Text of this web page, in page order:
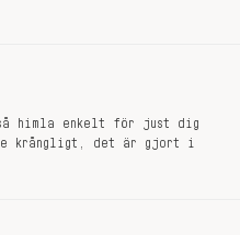
så himla enkelt för just dig
krångligt, det är gjort i